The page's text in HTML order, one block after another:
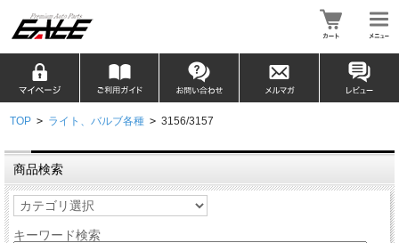
TOP > ライト、バルブ各種 > 3156/3157
商品検索
キーワード検索